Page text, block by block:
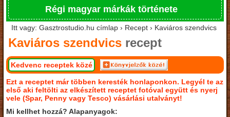
Régi magyar márkák története
Itt vagy: Gasztrostudio.hu címlap › Recept › Kaviáros szendvics
Kaviáros szendvics recept
Kedvenc receptek közé
Ezt a receptet már többen keresték honlaponkon. Legyél te az
első aki feltölti az elkészített receptet fotóval együtt és nyerj
vele (Spar, Penny vagy Tesco) vásárlási utalványt!
Mi kellhet hozzá? Alapanyagok: